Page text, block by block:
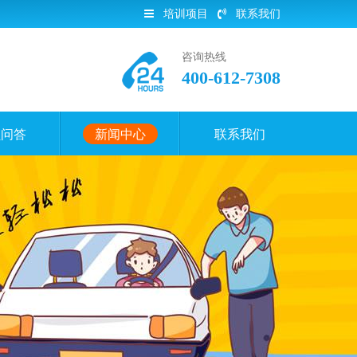
培训项目 联系我们
咨询热线
400-612-7308
答 新闻中心 联系我们